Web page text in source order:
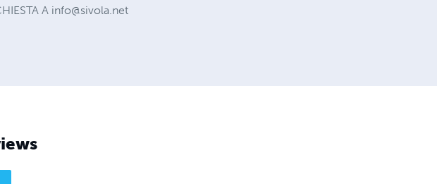
A info@sivola.net